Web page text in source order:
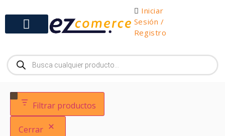
Iniciar
Sesión /
Registro
Filtrar productos
Cerrar